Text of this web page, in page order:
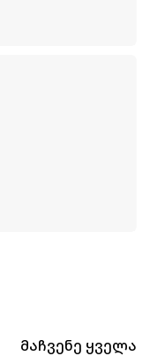
Მაჩვენე Ყველა